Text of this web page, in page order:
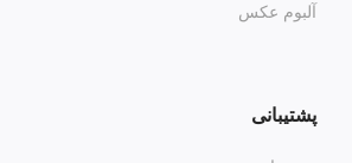
آلبوم عکس
پشتیبانی